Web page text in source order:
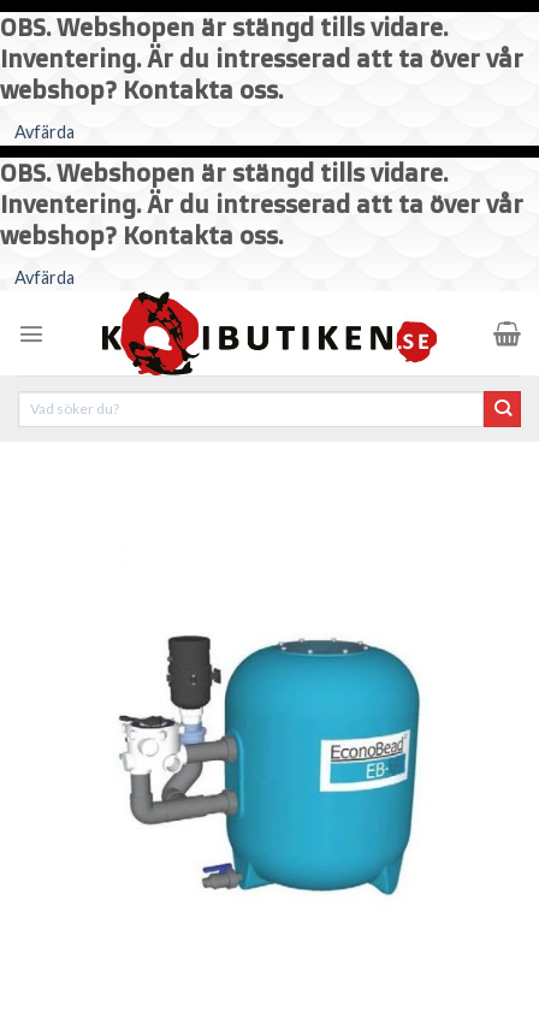
OBS. Webshopen är stängd tills vidare.
Inventering. Är du intresserad att ta över vår
webshop? Kontakta oss.
Avfärda
OBS. Webshopen är stängd tills vidare.
Inventering. Är du intresserad att ta över vår
webshop? Kontakta oss.
Avfärda
content